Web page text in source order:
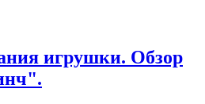
игрушки. Обзор